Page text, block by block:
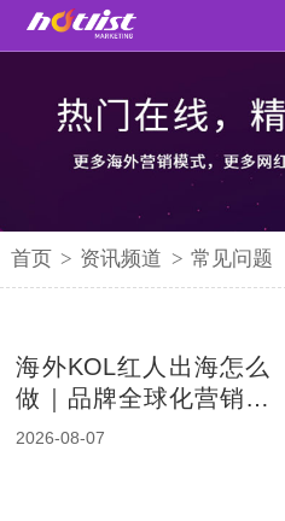
首页 > 资讯频道 > 常见问题
海外KOL红人出海怎么
做｜品牌全球化营销的
新增长路径
2026-08-07